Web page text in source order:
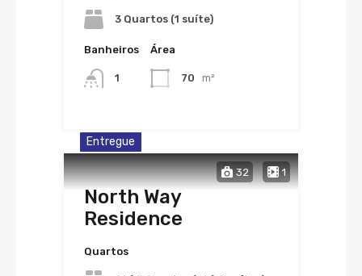
3 Quartos (1 suíte)
Banheiros
1
Área
70 m²
32 1
Entregue
North Way
Residence
Quartos